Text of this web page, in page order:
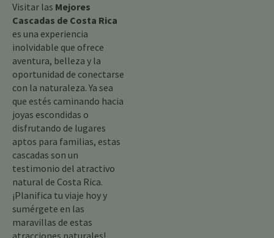
Visitar las Mejores
Cascadas de Costa Rica
es una experiencia
inolvidable que ofrece
aventura, belleza y la
oportunidad de conectarse
con la naturaleza. Ya sea
que estés caminando hacia
joyas escondidas o
disfrutando de lugares
aptos para familias, estas
cascadas son un
testimonio del atractivo
natural de Costa Rica.
¡Planifica tu viaje hoy y
sumérgete en las
maravillas de estas
atracciones naturales!